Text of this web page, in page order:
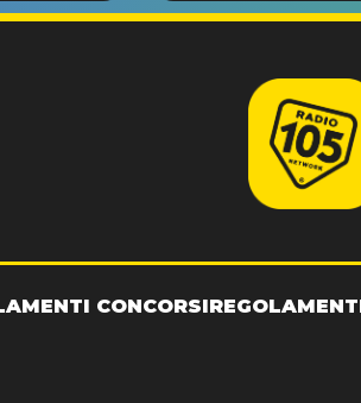
CONCORSI